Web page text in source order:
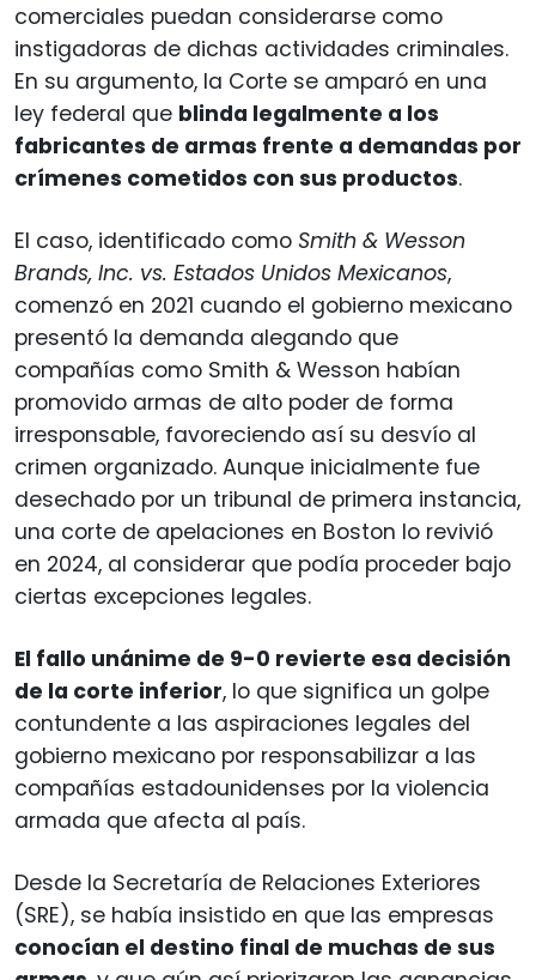
comerciales puedan considerarse como
instigadoras de dichas actividades criminales.
En su argumento, la Corte se amparó en una
ley federal que blinda legalmente a los
fabricantes de armas frente a demandas por
crímenes cometidos con sus productos.
El caso, identificado como Smith & Wesson
Brands, Inc. vs. Estados Unidos Mexicanos,
comenzó en 2021 cuando el gobierno mexicano
presentó la demanda alegando que
compañías como Smith & Wesson habían
promovido armas de alto poder de forma
irresponsable, favoreciendo así su desvío al
crimen organizado. Aunque inicialmente fue
desechado por un tribunal de primera instancia,
una corte de apelaciones en Boston lo revivió
en 2024, al considerar que podía proceder bajo
ciertas excepciones legales.
El fallo unánime de 9-0 revierte esa decisión
de la corte inferior, lo que significa un golpe
contundente a las aspiraciones legales del
gobierno mexicano por responsabilizar a las
compañías estadounidenses por la violencia
armada que afecta al país.
Desde la Secretaría de Relaciones Exteriores
(SRE), se había insistido en que las empresas
conocían el destino final de muchas de sus